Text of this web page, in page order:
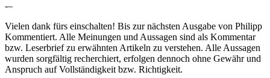
-–
Vielen dank fürs einschalten! Bis zur nächsten Ausgabe von Philipp
Kommentiert. Alle Meinungen und Aussagen sind als Kommentar
bzw. Leserbrief zu erwähnten Artikeln zu verstehen. Alle Aussagen
wurden sorgfältig recherchiert, erfolgen dennoch ohne Gewähr und
Anspruch auf Vollständigkeit bzw. Richtigkeit.